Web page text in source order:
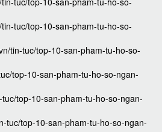
tuc/top-10-san-pham-tu-ho-so-
tin-tuc/top-10-san-pham-tu-ho-so-
top-10-san-pham-tu-ho-so-ngan-
top-10-san-pham-tu-ho-so-ngan-
tuc/top-10-san-pham-tu-ho-so-ngan-